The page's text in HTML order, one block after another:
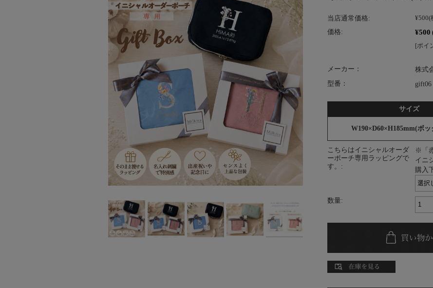
当店通常価格: ¥500(
価格: ¥500
[ポイ
メーカー：
株式
型番：
gift06
サイズ
W190×D60×H185mm(ボ
こちらはイニシャルオーダ
ーポーチ専用ラッピングで
す。:
※「
イニ
購入
数量: